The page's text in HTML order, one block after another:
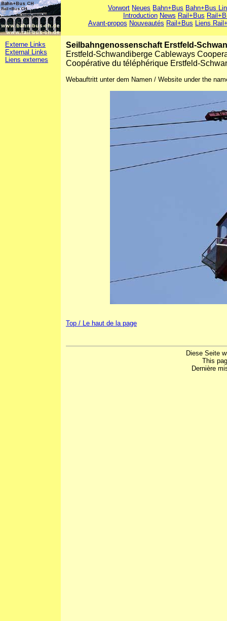
Vorwort Neues Bahn+Bus Bahn+Bus
Introduction News Rail+Bus
Avant-propos Nouveautés Rail+Bus Liens
Externe Links
External Links
Liens externes
Seilbahngenossenschaft Erstfeld-
Erstfeld-Schwandiberge Cableways
Coopérative du téléphérique Erstfeld-
Webauftritt unter dem Namen / Website under the
Top / Le haut de la page
Diese Seite
This
Dernière